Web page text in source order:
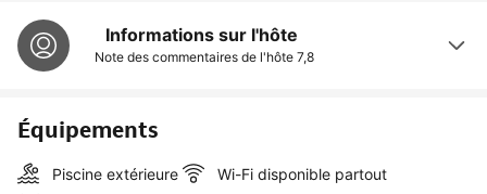
Informations sur l'hôte
Note des commentaires de l'hôte 7,8
Équipements
Piscine extérieure
Wi-Fi disponible partout